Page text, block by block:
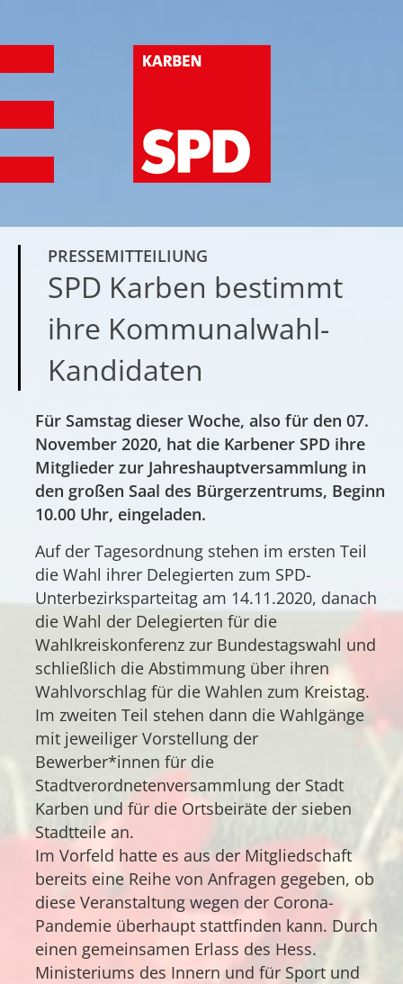
PRESSEMITTEILIUNG
SPD Karben bestimmt
ihre Kommunalwahl-
Kandidaten
Für Samstag dieser Woche, also für den 07.
November 2020, hat die Karbener SPD ihre
Mitglieder zur Jahreshauptversammlung in
den großen Saal des Bürgerzentrums, Beginn
10.00 Uhr, eingeladen.
Auf der Tagesordnung stehen im ersten Teil
die Wahl ihrer Delegierten zum SPD-
Unterbezirksparteitag am 14.11.2020, danach
die Wahl der Delegierten für die
Wahlkreiskonferenz zur Bundestagswahl und
schließlich die Abstimmung über ihren
Wahlvorschlag für die Wahlen zum Kreistag.
Im zweiten Teil stehen dann die Wahlgänge
mit jeweiliger Vorstellung der
Bewerber*innen für die
Stadtverordnetenversammlung der Stadt
Karben und für die Ortsbeiräte der sieben
Stadtteile an.
Im Vorfeld hatte es aus der Mitgliedschaft
bereits eine Reihe von Anfragen gegeben, ob
diese Veranstaltung wegen der Corona-
Pandemie überhaupt stattfinden kann. Durch
einen gemeinsamen Erlass des Hess.
Ministeriums des Innern und für Sport und